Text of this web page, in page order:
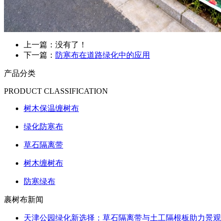
上一篇：没有了！
下一篇： 防寒布在道路绿化中的应用
产品分类
PRODUCT CLASSIFICATION
树木保温缠树布
绿化防寒布
草石隔离带
树木缠树布
防寒绿布
裹树布新闻
天津公园绿化新选择：草石隔离带与土工隔根板助力景